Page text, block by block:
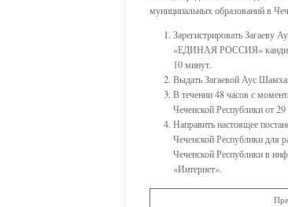
муниципальных образований в
Зарегистрировать
«ЕДИНАЯ РОССИЯ»
10 минут.
Выдать Загаевой Аус
В течении 48 часов с
Чеченской Республики от
Направить настоящее
Чеченской Республики для
Чеченской Республики в
«Интернет».
Председатель